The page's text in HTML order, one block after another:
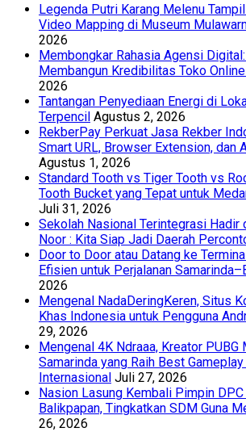
Legenda Putri Karang Melenu
Video Mapping di Museum
2026
Membongkar Rahasia Agensi
Membangun Kredibilitas Toko
2026
Tantangan Penyediaan Energi di
Terpencil Agustus 2, 2026
RekberPay Perkuat Jasa Rekber
Smart URL, Browser Extension, dan
Agustus 1, 2026
Standard Tooth vs Tiger Tooth vs
Tooth Bucket yang Tepat untuk
Juli 31, 2026
Sekolah Nasional Terintegrasi Hadir
Noor : Kita Siap Jadi Daerah
Door to Door atau Datang ke
Efisien untuk Perjalanan
2026
Mengenal NadaDeringKeren, Situs
Khas Indonesia untuk Pengguna
29, 2026
Mengenal 4K Ndraaa, Kreator
Samarinda yang Raih Best
Internasional Juli 27, 2026
Nasion Lasung Kembali Pimpin
Balikpapan, Tingkatkan SDM Guna
26, 2026